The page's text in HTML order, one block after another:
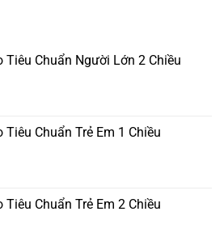
Tiêu Chuẩn Người Lớn 2 Chiều
Tiêu Chuẩn Trẻ Em 1 Chiều
Tiêu Chuẩn Trẻ Em 2 Chiều